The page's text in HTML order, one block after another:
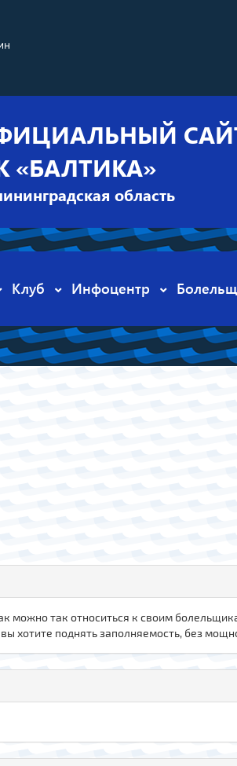
«БАЛТИКА»
область
Клуб Инфоцентр
можно так относиться к своим
хотите поднять заполняемость, без